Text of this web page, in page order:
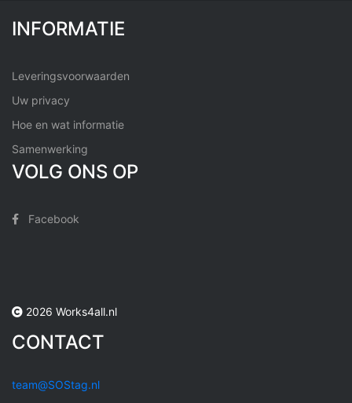
INFORMATIE
Leveringsvoorwaarden
Uw privacy
Hoe en wat informatie
Samenwerking
VOLG ONS OP
Facebook
2026 Works4all.nl
CONTACT
team@SOStag.nl